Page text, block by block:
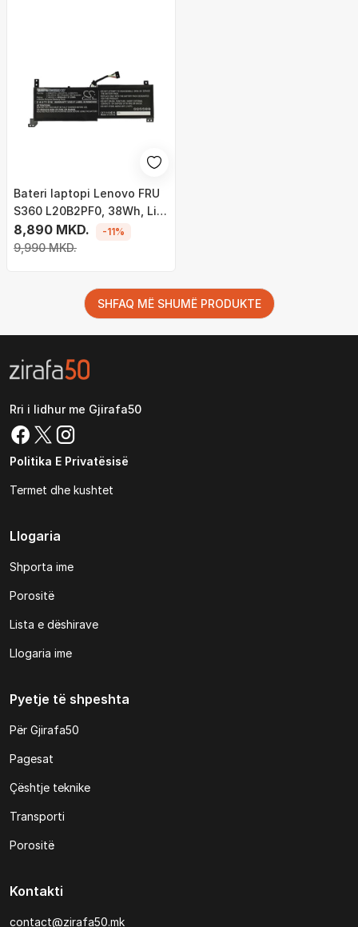
Bateri laptopi Lenovo FRU
S360 L20B2PF0, 38Wh, Li
ion
8,890 MKD.
9,990 MKD.
-11%
SHFAQ MË SHUMË PRODUKTE
Rri i lidhur me Gjirafa50
Politika E Privatësisë
Termet dhe kushtet
Llogaria
Shporta ime
Porositë
Lista e dëshirave
Llogaria ime
Pyetje të shpeshta
Për Gjirafa50
Pagesat
Çështje teknike
Transporti
Porositë
Kontakti
contact@zirafa50.mk